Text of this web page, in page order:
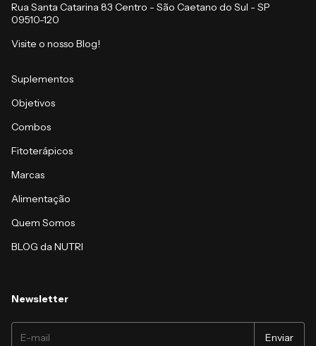
Rua Santa Catarina 83 Centro - São Caetano do Sul - SP
09510-120
Visite o nosso Blog!
Suplementos
Objetivos
Combos
Fitoterápicos
Marcas
Alimentação
Quem Somos
BLOG da NUTRI
Newsletter